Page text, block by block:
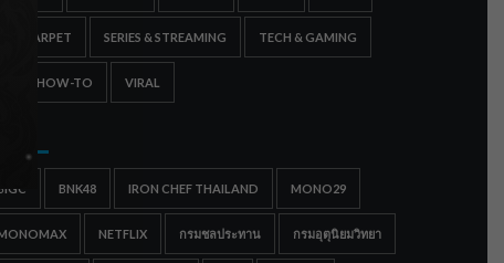
RED CARPET SERIES & STREAMING TECH & GAMING
TIPS & HOW-TO VIRAL
BNK48 IRON CHEF THAILAND MONO29
NETFLIX กรมชลประทาน กรมอุตุนิยมวิทยา